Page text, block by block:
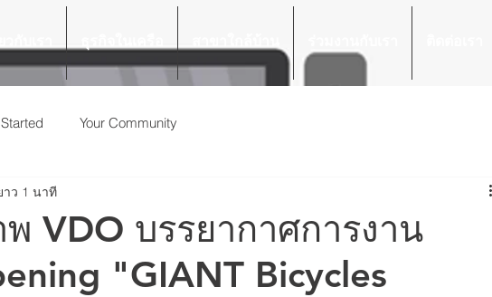
วกับเรา ธุรกิจในเครือ สาขาใกล้บ้าน
Your Community
VDO บรรยากาศการงาน
"GIANT Bicycles
าว 1 นาที